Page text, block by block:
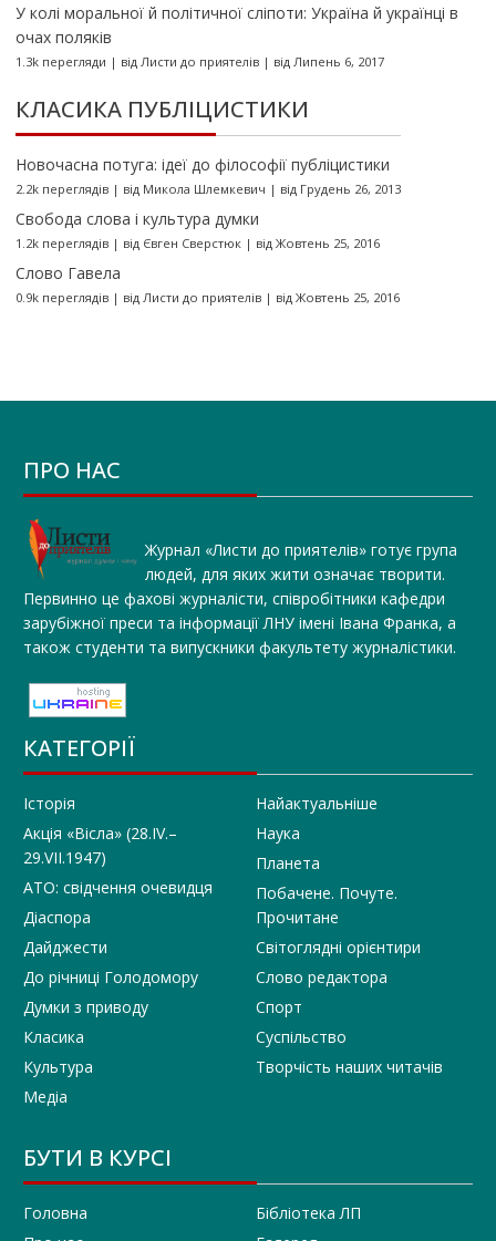
У колі моральної й політичної сліпоти: Україна й українці в
очах поляків
1.3k перегляди | від Листи до приятелів| від Липень 6, 2017
КЛАСИКА ПУБЛІЦИСТИКИ
Новочасна потуга: ідеї до філософії публіцистики
2.2k переглядів| від Микола Шлемкевич | від Грудень 26, 2013
Свобода слова і культура думки
1.2k переглядів| від Євген Сверстюк| від Жовтень 25, 2016
Слово Гавела
0.9k переглядів| від Листи до приятелів| від Жовтень 25, 2016
ПРО НАС
Журнал «Листи до приятелів» готує група
людей, для яких жити означає творити.
Первинно це фахові журналісти, співробітники кафедри
зарубіжної преси та інформації ЛНУ імені Івана Франка, а
також студенти та випускники факультету журналістики.
КАТЕГОРІЇ
Історія
Акція «Вісла» (28.IV.–
29.VII.1947)
АТО: свідчення очевидця
Діаспора
Дайджести
До річниці Голодомору
Думки з приводу
Класика
Культура
Медіа
Найактуальніше
Наука
Планета
Побачене. Почуте.
Прочитане
Світоглядні орієнтири
Слово редактора
Спорт
Суспільство
Творчість наших читачів
БУТИ В КУРСІ
Головна
Бібліотека ЛП